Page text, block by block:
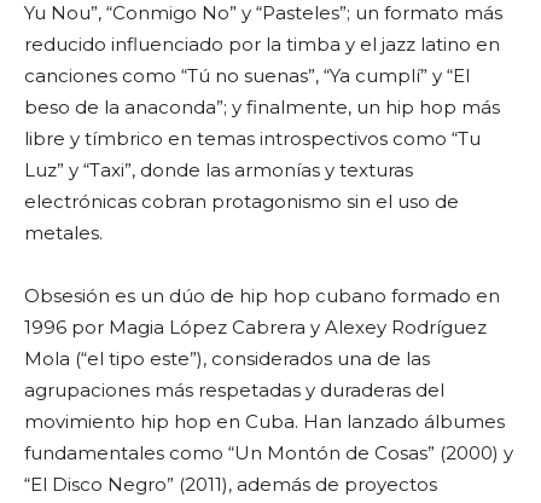
Yu Nou”, “Conmigo No” y “Pasteles”; un formato más
reducido influenciado por la timba y el jazz latino en
canciones como “Tú no suenas”, “Ya cumplí” y “El
beso de la anaconda”; y finalmente, un hip hop más
libre y tímbrico en temas introspectivos como “Tu
Luz” y “Taxi”, donde las armonías y texturas
electrónicas cobran protagonismo sin el uso de
metales.
Obsesión es un dúo de hip hop cubano formado en
1996 por Magia López Cabrera y Alexey Rodríguez
Mola (“el tipo este”), considerados una de las
agrupaciones más respetadas y duraderas del
movimiento hip hop en Cuba. Han lanzado álbumes
fundamentales como “Un Montón de Cosas” (2000) y
“El Disco Negro” (2011), además de proyectos